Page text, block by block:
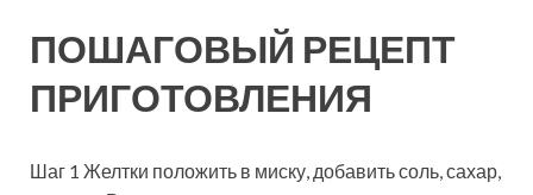
ПОШАГОВЫЙ РЕЦЕПТ
ПРИГОТОВЛЕНИЯ
Шаг 1 Желтки положить в миску, добавить соль, сахар,